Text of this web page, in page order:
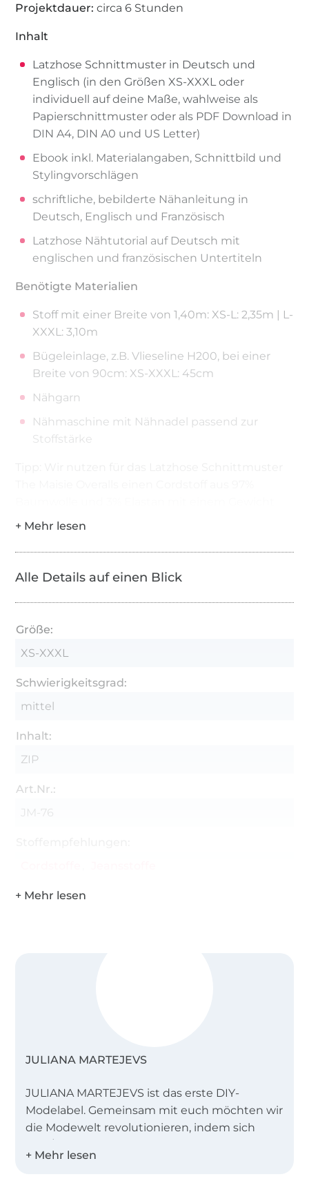
Projektdauer: circa 6 Stunden
Inhalt
Latzhose Schnittmuster in Deutsch und
Englisch (in den Größen XS-XXXL oder
individuell auf deine Maße, wahlweise als
Papierschnittmuster oder als PDF Download in
DIN A4, DIN A0 und US Letter)
Ebook inkl. Materialangaben, Schnittbild und
Stylingvorschlägen
schriftliche, bebilderte Nähanleitung in
Deutsch, Englisch und Französisch
Latzhose Nähtutorial auf Deutsch mit
englischen und französischen Untertiteln
Benötigte Materialien
Stoff mit einer Breite von 1,40m: XS-L: 2,35m | L-
XXXL: 3,10m
Bügeleinlage, z.B. Vlieseline H200, bei einer
Breite von 90cm: XS-XXXL: 45cm
Nähgarn
Nähmaschine mit Nähnadel passend zur
Stoffstärke
von 280g/m2. Das Schnittmuster ist für einen
Alle Details auf einen Blick
Größe:
XS-XXXL
Schwierigkeitsgrad:
mittel
Inhalt:
ZIP
Art.Nr.:
JM-76
JULIANA MARTEJEVS
JULIANA MARTEJEVS ist das erste DIY-
Modelabel. Gemeinsam mit euch möchten wir
die Modewelt revolutionieren, indem sich
verantwortungsvolle Mode schaffen kann.